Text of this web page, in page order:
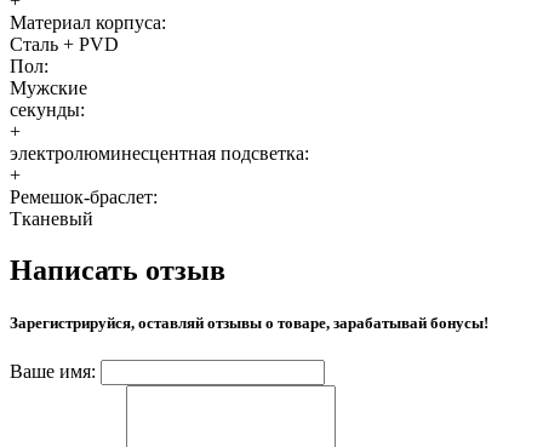
Материал корпуса:
Сталь + PVD
Пол:
Мужские
секунды:
+
электролюминесцентная подсветка:
+
Ремешок-браслет:
Тканевый
Написать отзыв
Зарегистрируйся, оставляй отзывы о товаре, зарабатывай бонусы!
Ваше имя: